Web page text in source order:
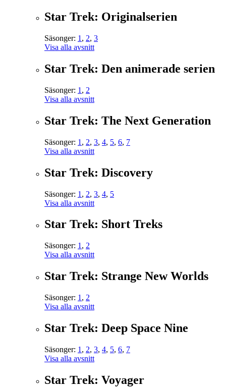
Star Trek: Originalserien
Säsonger: 1 , 2, 3
Visa alla avsnitt
Star Trek: Den animerade serien
Säsonger: 1 , 2
Visa alla avsnitt
Star Trek: The Next Generation
Säsonger: 1 , 2, 3, 4, 5, 6, 7
Visa alla avsnitt
Star Trek: Discovery
Säsonger: 1 , 2, 3, 4, 5
Visa alla avsnitt
Star Trek: Short Treks
Säsonger: 1 , 2
Visa alla avsnitt
Star Trek: Strange New Worlds
Säsonger: 1 , 2
Visa alla avsnitt
Star Trek: Deep Space Nine
Säsonger: 1 , 2, 3, 4, 5, 6, 7
Visa alla avsnitt
Star Trek: Voyager